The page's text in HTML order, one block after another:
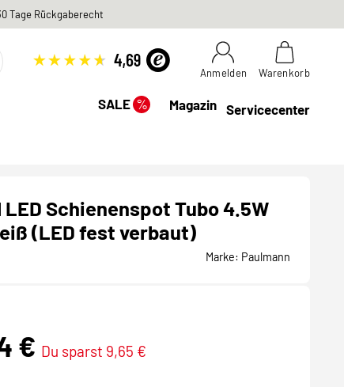
Tage Rückgaberecht
Anmelden Warenkorb
SALE% Magazin Servicecenter
LED Schienenspot Tubo 4.5W
(LED fest verbaut)
Marke: Paulmann
€ Du sparst 9,65 €